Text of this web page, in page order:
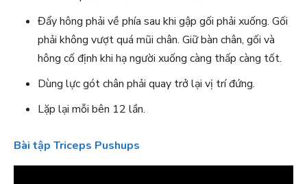
Đẩy hông phải về phía sau khi gập gối phải xuống. Gối
phải không vượt quá mũi chân. Giữ bàn chân, gối và
hông cố định khi hạ người xuống càng thấp càng tốt.
Dùng lực gót chân phải quay trở lại vị trí đứng.
Lặp lại mỗi bên 12 lần.
Bài tập Triceps Pushups